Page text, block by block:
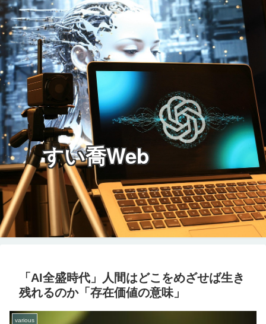
すい喬Web
「AI全盛時代」人間はどこをめざせば生き
残れるのか「存在価値の意味」
various